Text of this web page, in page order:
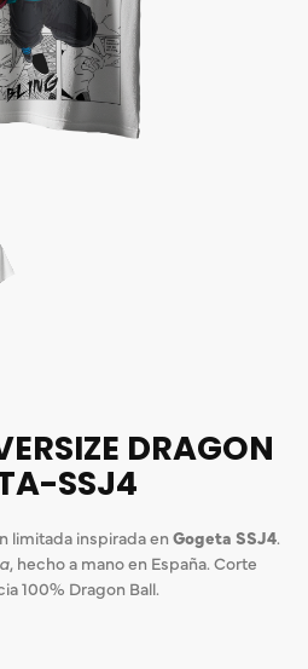
DRAGON
SSJ4
limitada inspirada en Gogeta SSJ4.
, hecho a mano en España. Corte
100% Dragon Ball.